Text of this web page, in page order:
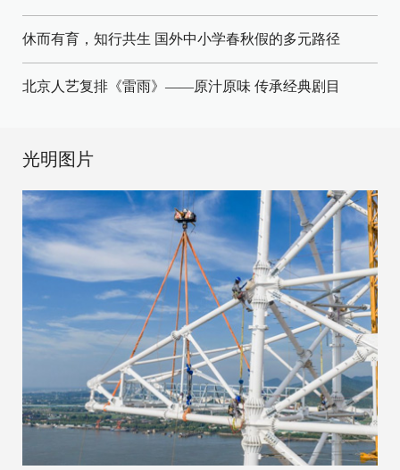
休而有育，知行共生 国外中小学春秋假的多元路径
北京人艺复排《雷雨》——原汁原味 传承经典剧目
光明图片